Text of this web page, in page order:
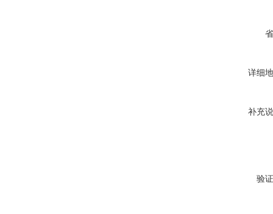
详细
补充
验